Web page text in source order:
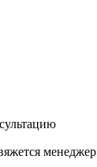
менеджер